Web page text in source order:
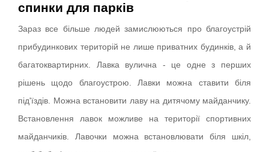
спинки для парків
Зараз все більше людей замислюються про благоустрій
прибудинкових територій не лише приватних будинків, а й
багатоквартирних. Лавка вулична - це одне з перших
рішень щодо благоустрою. Лавки можна ставити біля
під'їздів. Можна встановити лаву на дитячому майданчику.
Встановлення лавок можливе на території спортивних
майданчиків. Лавочки можна встановлювати біля шкіл,